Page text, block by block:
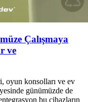
Çalışmaya
ve
oyun konsolları ve ev
günümüzde de
bu cihazların